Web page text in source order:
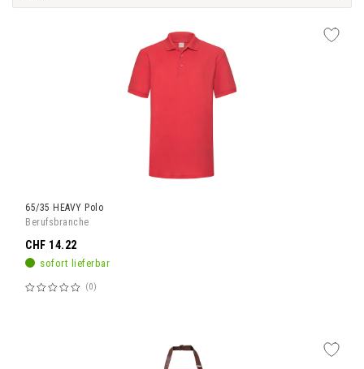
65/35 HEAVY Polo
Berufsbranche
sofort lieferbar
Bewertung:
0
CHF 14.22